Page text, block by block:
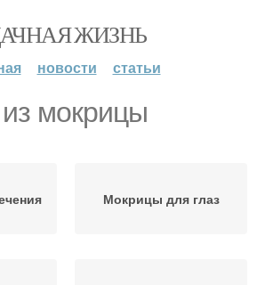
ЖИЗНЬ
новости статьи
мокрицы
Мокрицы для глаз